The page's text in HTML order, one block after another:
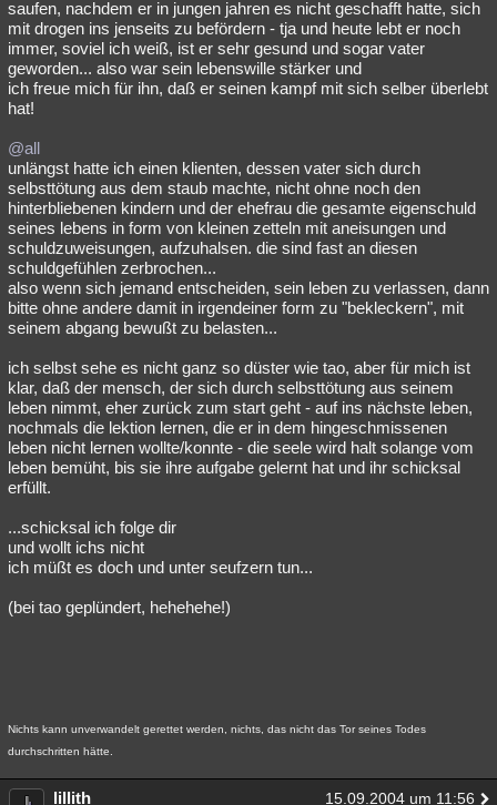
saufen, nachdem er in jungen jahren es nicht geschafft hatte, sich
mit drogen ins jenseits zu befördern - tja und heute lebt er noch
immer, soviel ich weiß, ist er sehr gesund und sogar vater
geworden... also war sein lebenswille stärker und
ich freue mich für ihn, daß er seinen kampf mit sich selber überlebt
hat!
@all
unlängst hatte ich einen klienten, dessen vater sich durch
selbsttötung aus dem staub machte, nicht ohne noch den
hinterbliebenen kindern und der ehefrau die gesamte eigenschuld
seines lebens in form von kleinen zetteln mit aneisungen und
schuldzuweisungen, aufzuhalsen. die sind fast an diesen
schuldgefühlen zerbrochen...
also wenn sich jemand entscheiden, sein leben zu verlassen, dann
bitte ohne andere damit in irgendeiner form zu "bekleckern", mit
seinem abgang bewußt zu belasten...
ich selbst sehe es nicht ganz so düster wie tao, aber für mich ist
klar, daß der mensch, der sich durch selbsttötung aus seinem
leben nimmt, eher zurück zum start geht - auf ins nächste leben,
nochmals die lektion lernen, die er in dem hingeschmissenen
leben nicht lernen wollte/konnte - die seele wird halt solange vom
leben bemüht, bis sie ihre aufgabe gelernt hat und ihr schicksal
erfüllt.
...schicksal ich folge dir
und wollt ichs nicht
ich müßt es doch und unter seufzern tun...
(bei tao geplündert, hehehehe!)
Nichts kann unverwandelt gerettet werden, nichts, das nicht das Tor seines Todes
durchschritten hätte.
lillith 15.09.2004 um 11:56